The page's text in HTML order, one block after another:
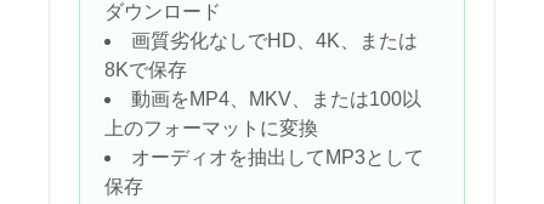
ダウンロード
画質劣化なしでHD、4K、または
8Kで保存
動画をMP4、MKV、または100以
上のフォーマットに変換
オーディオを抽出してMP3として
保存